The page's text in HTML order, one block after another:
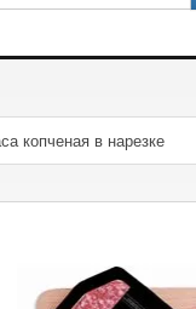
копченая в нарезке